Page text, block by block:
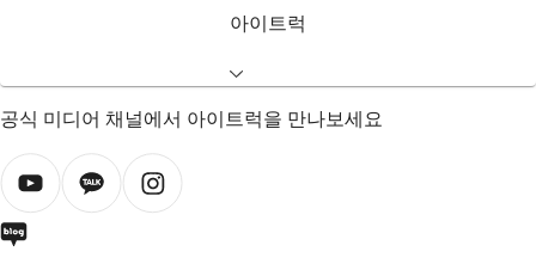
아이트럭
공식 미디어 채널에서 아이트럭을 만나보세요